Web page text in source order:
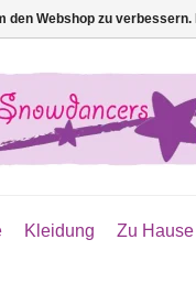
Kleidung
Zu Hause
den Webshop zu